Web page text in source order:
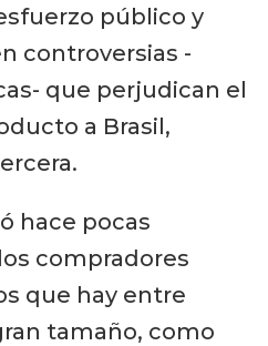
público y
controversias -
que perjudican el
a Brasil,
hace pocas
compradores
que hay entre
tamaño, como